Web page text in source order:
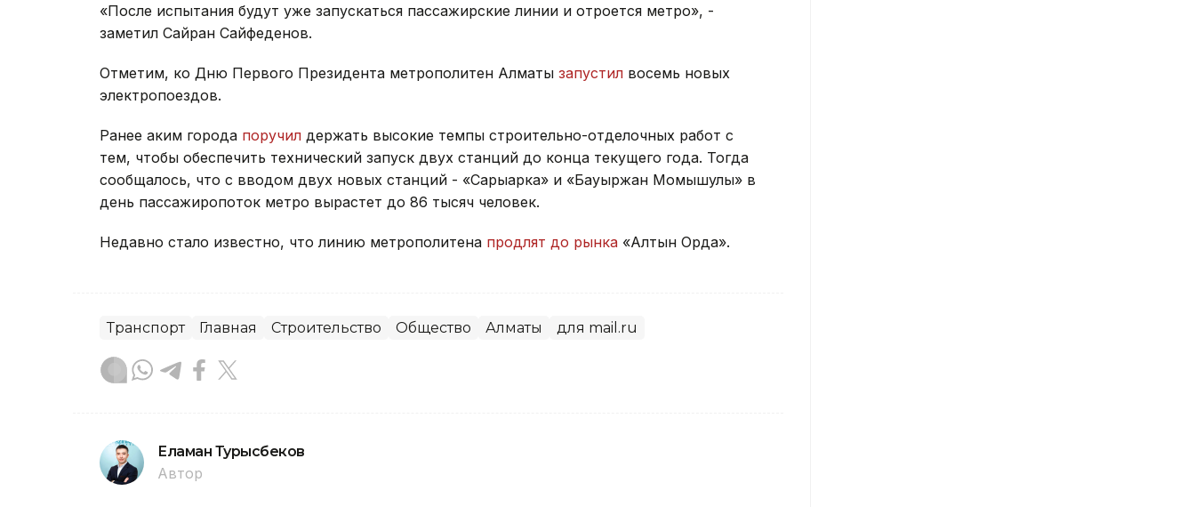
«После испытания будут уже запускаться пассажирские линии и отроется метро», -
заметил Сайран Сайфеденов.
Отметим, ко Дню Первого Президента метрополитен Алматы запустил восемь новых
электропоездов.
Ранее аким города поручил держать высокие темпы строительно-отделочных работ с
тем, чтобы обеспечить технический запуск двух станций до конца текущего года. Тогда
сообщалось, что с вводом двух новых станций - «Сарыарка» и «Бауыржан Момышулы» в
день пассажиропоток метро вырастет до 86 тысяч человек.
Недавно стало известно, что линию метрополитена продлят до рынка «Алтын Орда».
Транспорт Главная Строительство Общество Алматы для mail.ru
Еламан Турысбеков
Автор